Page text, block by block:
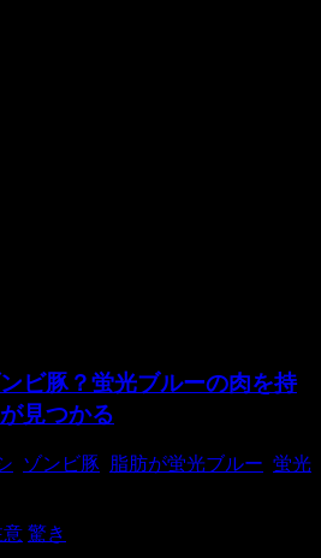
ンビ豚？蛍光ブルーの肉を持
見つかる
ゾンビ豚 脂肪が蛍光ブルー 蛍光
意 驚き